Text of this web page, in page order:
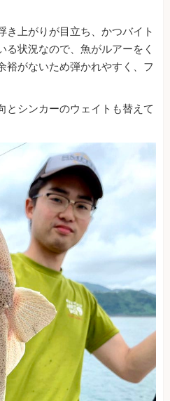
き上がりが目立ち、かつバイト
る状況なので、魚がルアーをく
裕がないため弾かれやすく、フ
とシンカーのウェイトも替えて